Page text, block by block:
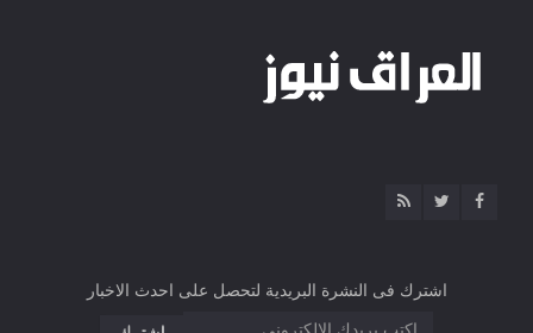
اشترك فى النشرة البريدية لتحصل على احدث الاخبار